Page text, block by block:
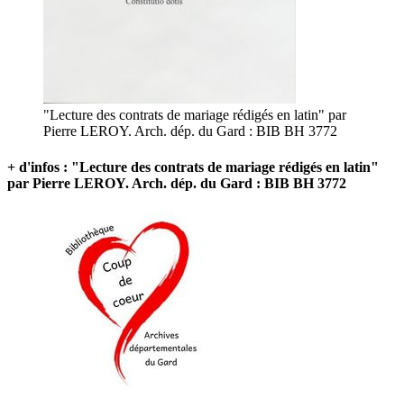
"Lecture des contrats de mariage rédigés en latin" par
Pierre LEROY. Arch. dép. du Gard : BIB BH 3772
+ d'infos : "Lecture des contrats de mariage rédigés en latin"
par Pierre LEROY. Arch. dép. du Gard : BIB BH 3772